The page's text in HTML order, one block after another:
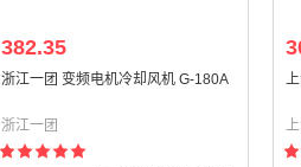
382.35
浙江一团 变频电机冷却风机 G-180A
浙江一团